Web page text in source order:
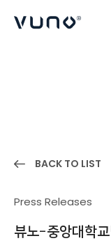
BACK TO LIST
Press Releases
뷰노-중앙대학